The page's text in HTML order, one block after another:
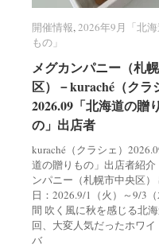
開催情報,2026年9月「北
もの」
メグカンパニー（札
区）－kuraché（クラ
2026.09「北海道の贈
の」出店者
kuraché（クラシェ）
道の贈りもの」出店者紹介
ンパニー（札幌市中央区）
日：2026.9/1（火）～9/3
間 吹く風に秋を感じる北
回、大変人気だったホワイ
バ
開催情報 2026年9月「北
もの」
メグカンパニー（札
区）－kuraché（クラ
2026.09「北海道の贈
の」出店者